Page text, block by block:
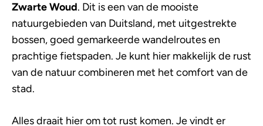
Zwarte Woud. Dit is een van de mooiste
natuurgebieden van Duitsland, met uitgestrekte
bossen, goed gemarkeerde wandelroutes en
prachtige fietspaden. Je kunt hier makkelijk de rust
van de natuur combineren met het comfort van de
stad.
Alles draait hier om tot rust komen. Je vindt er